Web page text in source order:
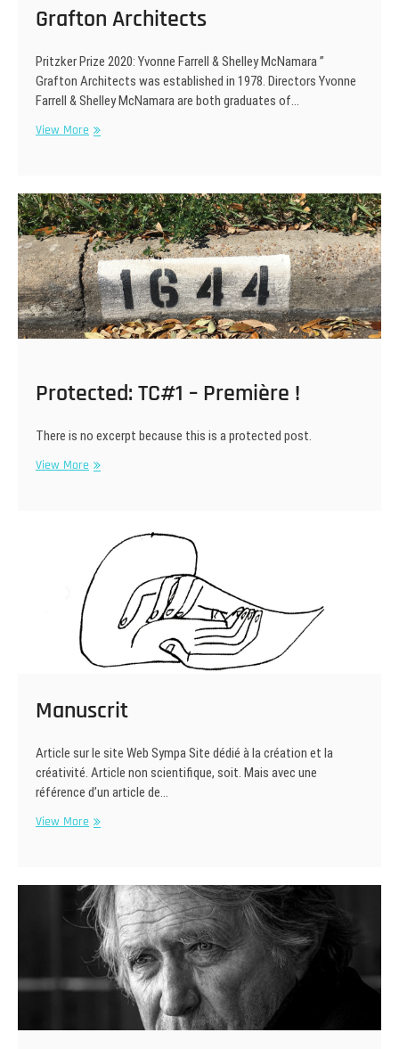
Grafton Architects
Pritzker Prize 2020: Yvonne Farrell & Shelley McNamara ”
Grafton Architects was established in 1978. Directors Yvonne
Farrell & Shelley McNamara are both graduates of…
View MoreGrafton
Protected: TC#1 – Première !
There is no excerpt because this is a protected post.
View MoreProtected:
Manuscrit
Article sur le site Web Sympa Site dédié à la création et la
créativité. Article non scientifique, soit. Mais avec une
référence d’un article de…
View MoreManuscrit